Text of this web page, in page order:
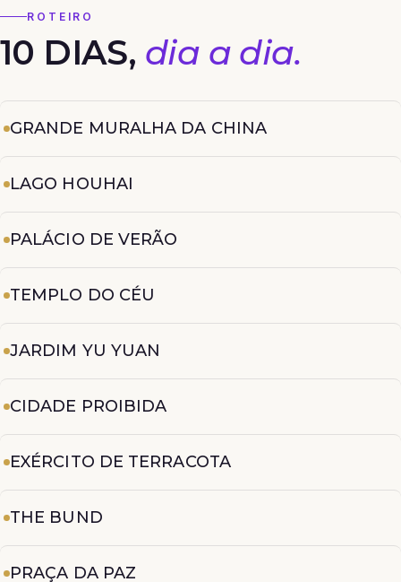
ROTEIRO
10 DIAS, dia a dia.
GRANDE MURALHA DA CHINA
LAGO HOUHAI
PALÁCIO DE VERÃO
TEMPLO DO CÉU
JARDIM YU YUAN
CIDADE PROIBIDA
EXÉRCITO DE TERRACOTA
THE BUND
PRAÇA DA PAZ